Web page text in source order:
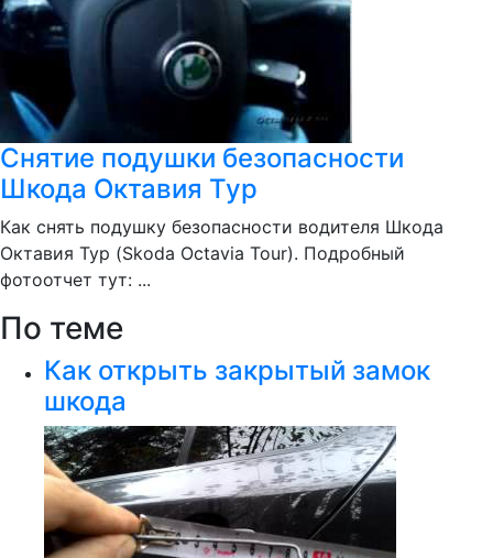
Снятие подушки безопасности
Шкода Октавия Тур
Как снять подушку безопасности водителя Шкода
Октавия Тур (Skoda Octavia Tour). Подробный
фотоотчет тут: ...
По теме
Как открыть закрытый замок
шкода